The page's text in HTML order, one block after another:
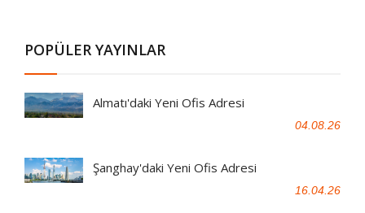
POPÜLER YAYINLAR
Almatı'daki Yeni Ofis Adresi
04.08.26
Şanghay'daki Yeni Ofis Adresi
16.04.26